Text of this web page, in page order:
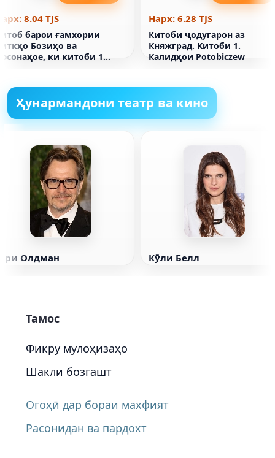
8.04 TJS
барои ғамхории
Бозиҳо ва
ки китоби 1
Нарх: 6.28 TJS
Китоби ҷодугарон аз
Княжград. Китоби 1.
Калидҳои Potobiczew
Ҳунармандони театр ва кино
Олдман Кӯли Белл
Тамос
Фикру мулоҳизаҳо
Шакли бозгашт
Огоҳӣ дар бораи махфият
Расонидан ва пардохт